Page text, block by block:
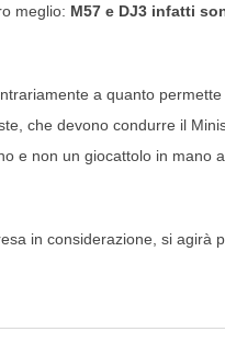
meglio: M57 e DJ3 infatti
a quanto
che devono condurre il
e non un giocattolo in mano
in considerazione, si agirà